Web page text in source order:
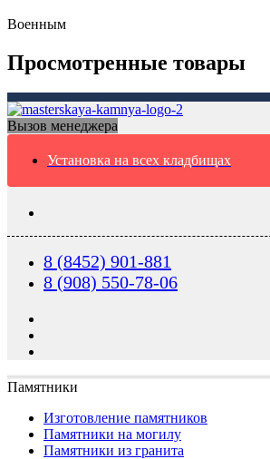
Военным
Просмотренные товары
Вызов менеджера
Установка на всех кладбищах
8 (8452) 901-881
8 (908) 550-78-06
Памятники
Изготовление памятников
Памятники на могилу
Памятники из гранита